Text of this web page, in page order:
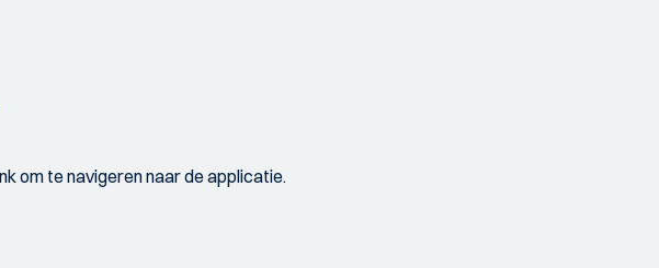
om te navigeren naar de applicatie.